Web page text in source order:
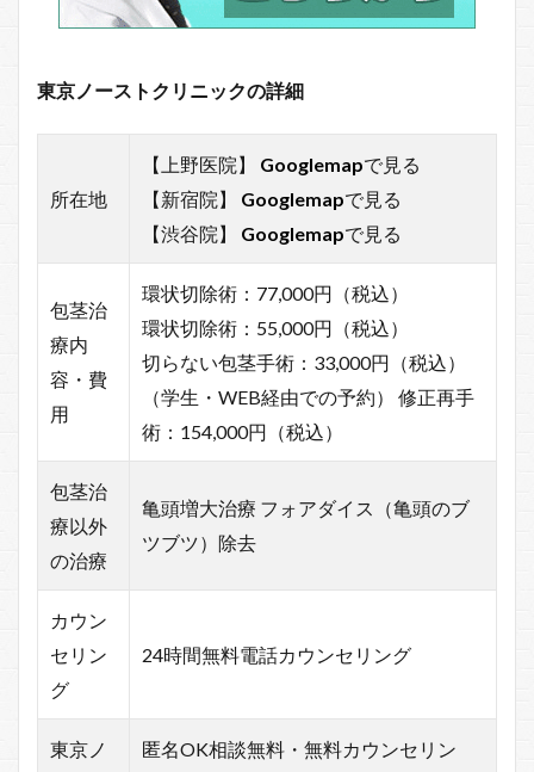
東京ノーストクリニックの詳細
所在地
【上野医院】 Googlemapで見る
【新宿院】 Googlemapで見る
【渋谷院】
Googlemapで見る
包茎治
療内
容・費
用
環状切除術：77,000円（税込）
環状切除術：55,000円（税込）
切らない包茎手術：33,000円（税込）
（学生・WEB経由での予約） 修正再手
術：154,000円（税込）
包茎治
療以外
の治療
亀頭増大治療 フォアダイス（亀頭のブ
ツブツ）除去
カウン
セリン
グ
24時間無料電話カウンセリング
東京ノ
匿名OK相談無料・無料カウンセリン